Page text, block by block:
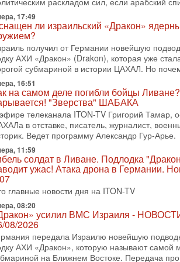
2026, 08:42
отменил удар по Ирану - НОВОСТИ
08/2026
США Дональд Трамп сегодня заявил
подготовленного удара по Ирану после
Тегерана и других стран региона.
2026, 17:50
голос» Израиля: кто заберет его
русскоязычных репатриантов не раз
политический ландшафт Израиля.
взлет партии «Исраэль ба-алия», когда
2026, 17:00
закрытых дверей: о чём на самом
Трамп и Нетаньяху?
визит премьер-министра Израиля
в США и его встреча с Дональдом
больше вопросов, чем ответов. Полная
07-2026, 15:18
готовит покушение на Нетаниягу!
эскалации, но КСИР готовит взрыв!
телеканала ITON-TV СЕРГЕЙ
17:49
ли израильский «Дракон»
получил от Германии новейшую
АХИ «Дракон» (Drakon), которая уже
субмариной в истории ЦАХАЛ. Но
16:51
на самом деле погибли бойцы
"Зверства" ШАБАКА
телеканала ITON-TV Григорий Тамар,
в отставке, писатель, журналист,
Ведет программу Александр Гур-Арье.
11:59
солдат в Ливане. Подлодка
ужас! Атака дрона в Германии.
главные новости дня на ITON-TV
08:20
усилил ВМС Израиля -
08/2026
передала Израилю новейшую
АХИ «Дракон», которую называют самой
на Ближнем Востоке. Передача